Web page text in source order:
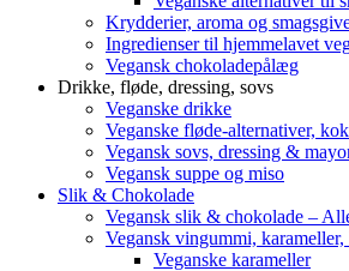
Krydderier, aroma og
Ingredienser til hjemmelavet
Vegansk chokoladepålæg
Drikke, fløde, dressing, sovs
Veganske drikke
Veganske fløde-alternativer,
Vegansk sovs, dressing &
Vegansk suppe og miso
Slik & Chokolade
Vegansk slik & chokolade –
Vegansk vingummi,
Veganske karameller